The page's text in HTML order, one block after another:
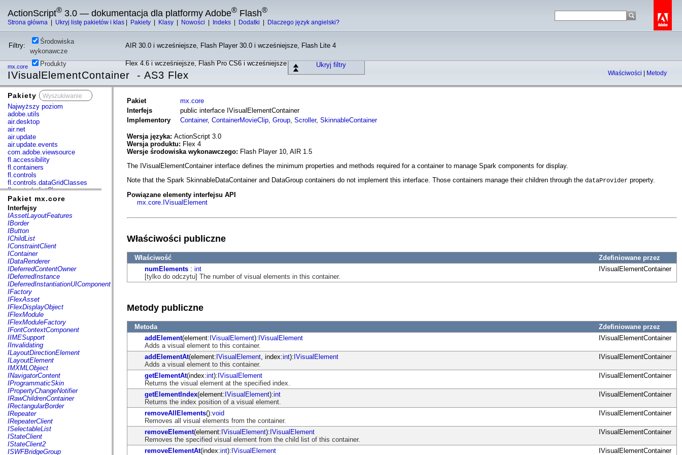
ActionScript® 3.0 — dokumentacja dla platformy Adobe® Flash®
Strona główna Ukryj listę pakietów i klas Pakiety Klasy Nowości Indeks Dodatki Dlaczego język angielski?
Filtry:
Środowiska
wykonawcze
AIR 30.0 i wcześniejsze, Flash Player 30.0 i wcześniejsze, Flash Lite 4
Produkty Flex 4.6 i wcześniejsze, Flash Pro CS6 i wcześniejsze Ukryj filtry
mx.core
IVisualElementContainer - AS3 Flex Właściwości Metody
Pakiety
Najwyższy poziom
adobe.utils
air.desktop
air.net
air.update
air.update.events
com.adobe.viewsource
fl.accessibility
fl.containers
fl.controls
fl.controls.dataGridClasses
fl.controls.listClasses
fl.controls.progressBarClasses
fl.core
fl.data
fl.display
fl.events
fl.ik
fl.lang
fl.livepreview
fl.managers
fl.motion
fl.motion.easing
fl.rsl
fl.text
fl.transitions
fl.transitions.easing
fl.video
flash.accessibility
flash.concurrent
flash.crypto
flash.data
flash.desktop
flash.display
flash.display3D
flash.display3D.textures
flash.errors
flash.events
flash.external
flash.filesystem
flash.filters
flash.geom
flash.globalization
flash.html
flash.media
flash.net
Pakiet mx.core
Interfejsy
IAssetLayoutFeatures
IBorder
IButton
IChildList
IConstraintClient
IContainer
IDataRenderer
IDeferredContentOwner
IDeferredInstance
IDeferredInstantiationUIComponent
IFactory
IFlexAsset
IFlexDisplayObject
IFlexModule
IFlexModuleFactory
IFontContextComponent
IIMESupport
IInvalidating
ILayoutDirectionElement
ILayoutElement
IMXMLObject
INavigatorContent
IProgrammaticSkin
IPropertyChangeNotifier
IRawChildrenContainer
IRectangularBorder
IRepeater
IRepeaterClient
ISelectableList
IStateClient
IStateClient2
ISWFBridgeGroup
Pakiet
mx.core
Interfejs
public interface IVisualElementContainer
Implementory
Container, ContainerMovieClip, Group, Scroller, SkinnableContainer
Wersja języka: ActionScript 3.0
Wersja produktu: Flex 4
Wersje środowiska wykonawczego: Flash Player 10, AIR 1.5
The IVisualElementContainer interface defines the minimum properties and methods required for a container to manage Spark components for display.
Note that the Spark SkinnableDataContainer and DataGroup containers do not implement this interface. Those containers manage their children through the dataProvider property.
Powiązane elementy interfejsu API
mx.core.IVisualElement
Właściwości publiczne
Właściwość
Zdefiniowane przez
numElements : int
[tylko do odczytu] The number of visual elements in this container.
IVisualElementContainer
Metody publiczne
Metoda
Zdefiniowane przez
addElement(element:IVisualElement):IVisualElement
Adds a visual element to this container.
IVisualElementContainer
addElementAt(element:IVisualElement , index:int):IVisualElement
Adds a visual element to this container.
IVisualElementContainer
getElementAt(index:int):IVisualElement
Returns the visual element at the specified index.
IVisualElementContainer
getElementIndex(element:IVisualElement):int
Returns the index position of a visual element.
IVisualElementContainer
removeAllElements():void
Removes all visual elements from the container.
IVisualElementContainer
removeElement(element:IVisualElement):IVisualElement
Removes the specified visual element from the child list of this container.
IVisualElementContainer
removeElementAt(index:int):IVisualElement
IVisualElementContainer